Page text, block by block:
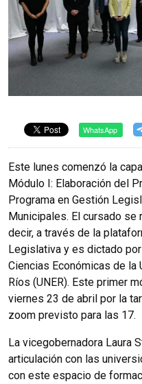
WhatsApp
Este lunes comenzó la
Módulo I: Elaboración del
Programa en Gestión
Municipales. El cursado se
decir, a través de la
Legislativa y es dictado
Ciencias Económicas de la
Ríos (UNER). Este primer
viernes 23 de abril por la
zoom previsto para las 17.
La vicegobernadora Laura
articulación con las
con este espacio de